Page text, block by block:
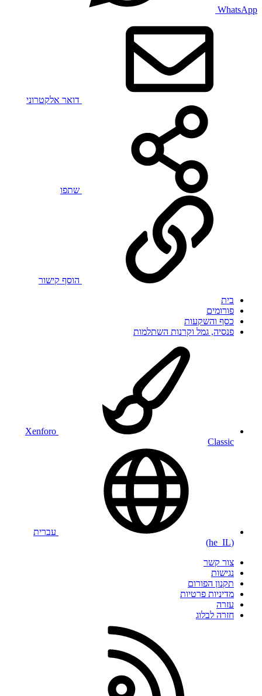
WhatsApp
דואר אלקטרוני
שתפו
הוסף קישור
בית
פורומים
כסף והשקעות
פנסיה, גמל וקרנות השתלמות
Xenforo
Classic
עברית
(he_IL)
צור קשר
נגישות
תקנון הפורום
מדיניות פרטיות
עזרה
חזרה לבלוג